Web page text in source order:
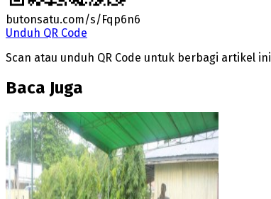
butonsatu.com/s/Fqp6n6
Unduh QR Code
Scan atau unduh QR Code untuk berbagi artikel ini
Baca Juga